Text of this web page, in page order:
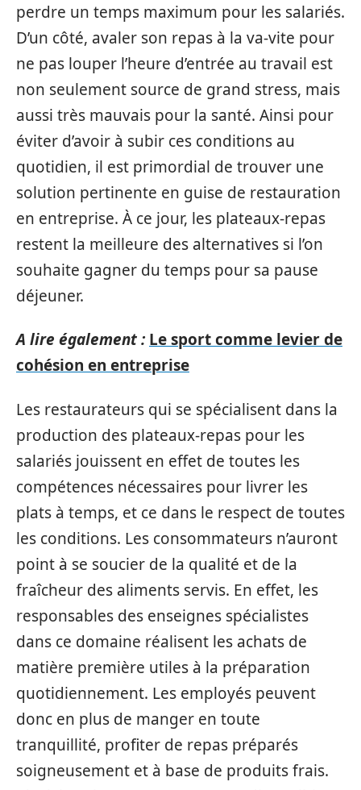
perdre un temps maximum pour les salariés.
D’un côté, avaler son repas à la va-vite pour
ne pas louper l’heure d’entrée au travail est
non seulement source de grand stress, mais
aussi très mauvais pour la santé. Ainsi pour
éviter d’avoir à subir ces conditions au
quotidien, il est primordial de trouver une
solution pertinente en guise de restauration
en entreprise. À ce jour, les plateaux-repas
restent la meilleure des alternatives si l’on
souhaite gagner du temps pour sa pause
déjeuner.
A lire également : Le sport comme levier de
cohésion en entreprise
Les restaurateurs qui se spécialisent dans la
production des plateaux-repas pour les
salariés jouissent en effet de toutes les
compétences nécessaires pour livrer les
plats à temps, et ce dans le respect de toutes
les conditions. Les consommateurs n’auront
point à se soucier de la qualité et de la
fraîcheur des aliments servis. En effet, les
responsables des enseignes spécialistes
dans ce domaine réalisent les achats de
matière première utiles à la préparation
quotidiennement. Les employés peuvent
donc en plus de manger en toute
tranquillité, profiter de repas préparés
soigneusement et à base de produits frais.